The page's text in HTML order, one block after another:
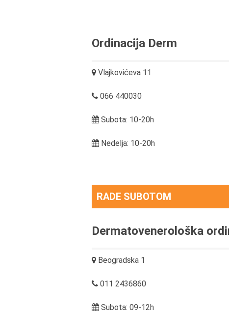
Ordinacija Derm
Vlajkovićeva 11
066 440030
Subota: 10-20h
Nedelja: 10-20h
RADE SUBOTOM
Dermatovenerološka
Beogradska 1
011 2436860
Subota: 09-12h